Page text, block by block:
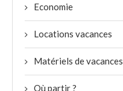
Economie
Locations vacances
Matériels de vacances
Où partir ?